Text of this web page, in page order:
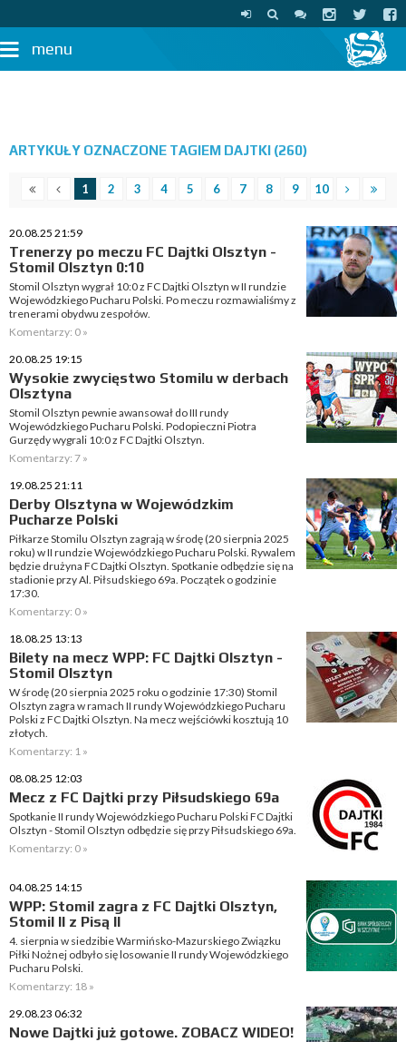
menu
ARTYKUŁY OZNACZONE TAGIEM DAJTKI (260)
1 2 3 4 5 6 7 8 9 10
20.08.25 21:59
Trenerzy po meczu FC Dajtki Olsztyn -
Stomil Olsztyn 0:10
Stomil Olsztyn wygrał 10:0 z FC Dajtki Olsztyn w II rundzie
Wojewódzkiego Pucharu Polski. Po meczu rozmawialiśmy z
trenerami obydwu zespołów.
Komentarzy: 0 »
20.08.25 19:15
Wysokie zwycięstwo Stomilu w derbach
Olsztyna
Stomil Olsztyn pewnie awansował do III rundy
Wojewódzkiego Pucharu Polski. Podopieczni Piotra
Gurzędy wygrali 10:0 z FC Dajtki Olsztyn.
Komentarzy: 7 »
19.08.25 21:11
Derby Olsztyna w Wojewódzkim
Pucharze Polski
Piłkarze Stomilu Olsztyn zagrają w środę (20 sierpnia 2025
roku) w II rundzie Wojewódzkiego Pucharu Polski. Rywalem
będzie drużyna FC Dajtki Olsztyn. Spotkanie odbędzie się na
stadionie przy Al. Piłsudskiego 69a. Początek o godzinie
17:30.
Komentarzy: 0 »
18.08.25 13:13
Bilety na mecz WPP: FC Dajtki Olsztyn -
Stomil Olsztyn
W środę (20 sierpnia 2025 roku o godzinie 17:30) Stomil
Olsztyn zagra w ramach II rundy Wojewódzkiego Pucharu
Polski z FC Dajtki Olsztyn. Na mecz wejściówki kosztują 10
złotych.
Komentarzy: 1 »
08.08.25 12:03
Mecz z FC Dajtki przy Piłsudskiego 69a
Spotkanie II rundy Wojewódzkiego Pucharu Polski FC Dajtki
Olsztyn - Stomil Olsztyn odbędzie się przy Piłsudskiego 69a.
Komentarzy: 0 »
04.08.25 14:15
WPP: Stomil zagra z FC Dajtki Olsztyn,
Stomil II z Pisą II
4. sierpnia w siedzibie Warmińsko-Mazurskiego Związku
Piłki Nożnej odbyło się losowanie II rundy Wojewódzkiego
Pucharu Polski.
Komentarzy: 18 »
29.08.23 06:32
Nowe Dajtki już gotowe. ZOBACZ WIDEO!